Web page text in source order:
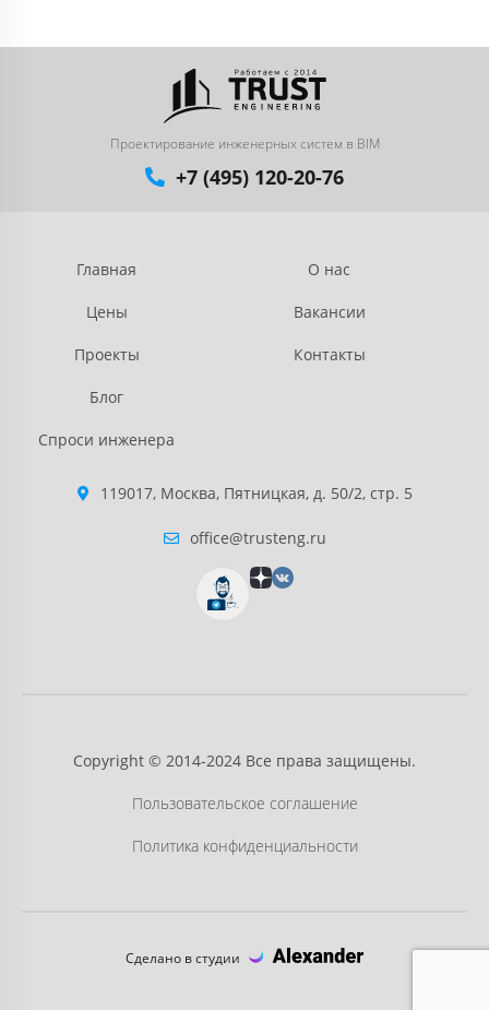
Проектирование инженерных систем в BIM
+7 (495) 120-20-76
Главная
Цены
Проекты
Блог
Спроси инженера
О нас
Вакансии
Контакты
119017, Москва, Пятницкая, д. 50/2, стр. 5
office@trusteng.ru
Copyright © 2014-2024 Все права защищены.
Пользовательское соглашение
Политика конфиденциальности
Сделано в студии